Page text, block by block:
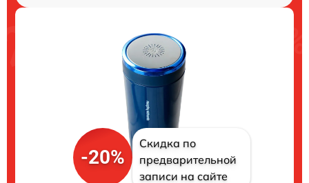
-20%
Скидка по
предварительной
записи на сайте